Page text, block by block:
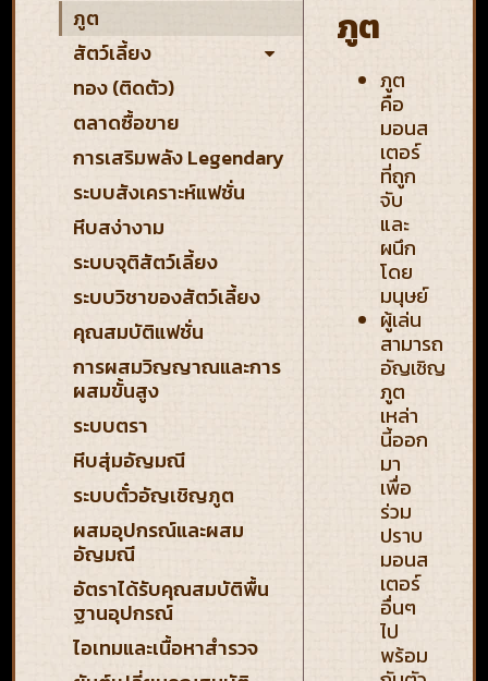
ภูต
สัตว์เลี้ยง
ทอง (ติดตัว)
ตลาดซื้อขาย
การเสริมพลัง Legendary
ระบบสังเคราะห์แฟชั่น
หีบสง่างาม
ระบบจุติสัตว์เลี้ยง
ระบบวิชาของสัตว์เลี้ยง
คุณสมบัติแฟชั่น
การผสมวิญญาณและการ
ผสมขั้นสูง
ระบบตรา
หีบสุ่มอัญมณี
ระบบตั๋วอัญเชิญภูต
ผสมอุปกรณ์และผสม
อัญมณี
อัตราได้รับคุณสมบัติพื้น
ฐานอุปกรณ์
ไอเทมและเนื้อหาสำรวจ
ภูต
ภูต
คือ
มอนส
เตอร์
ที่ถูก
จับ
และ
ผนึก
โดย
มนุษย์
ผู้เล่น
สามารถ
อัญเชิญ
ภูต
เหล่า
นี้ออก
มา
เพื่อ
ร่วม
ปราบ
มอนส
เตอร์
อื่นๆ
ไป
พร้อม